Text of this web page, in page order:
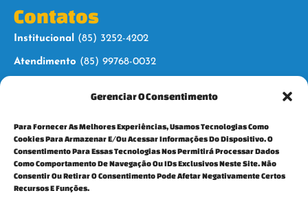
Gerenciar O Consentimento
Para Fornecer As Melhores Experiências, Usamos Tecnologias Como
Cookies Para Armazenar E/ou Acessar Informações Do Dispositivo. O
Consentimento Para Essas Tecnologias Nos Permitirá Processar Dados
Como Comportamento De Navegação Ou IDs Exclusivos Neste Site. Não
Consentir Ou Retirar O Consentimento Pode Afetar Negativamente Certos
Recursos E Funções.
Contatos
Institucional (85) 3252-4202
Atendimento (85) 99768-0032
Siga-nos
Para mais informações, fale conosco:
cedeca@cedecaceara.org.br